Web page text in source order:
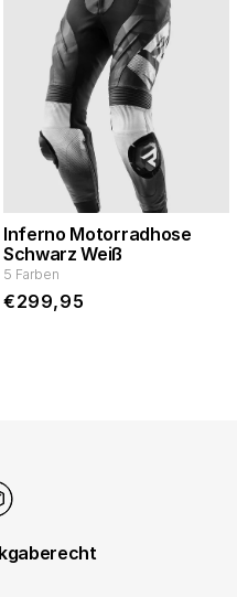
Inferno Motorradhose
Schwarz Weiß
5 Farben
Normaler
€299,95